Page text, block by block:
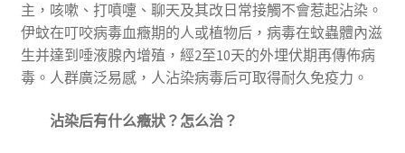
主，咳嗽、打噴嚏、聊天及其改日常接觸不會惹起沾染。
伊蚊在叮咬病毒血癥期的人或植物后，病毒在蚊蟲體內滋
生并達到唾液腺內增殖，經2至10天的外埋伏期再傳佈病
毒。人群廣泛易感，人沾染病毒后可取得耐久免疫力。
沾染后有什么癥狀？怎么治？